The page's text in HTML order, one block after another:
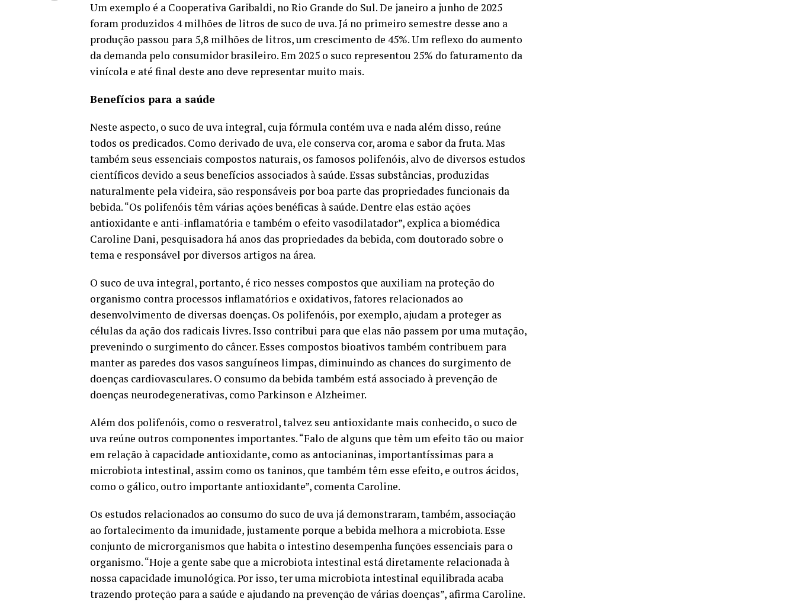
Um exemplo é a Cooperativa Garibaldi, no Rio Grande do Sul. De janeiro a junho de 2025
foram produzidos 4 milhões de litros de suco de uva. Já no primeiro semestre desse ano a
produção passou para 5,8 milhões de litros, um crescimento de 45%. Um reflexo do aumento
da demanda pelo consumidor brasileiro. Em 2025 o suco representou 25% do faturamento da
vinícola e até final deste ano deve representar muito mais.
Benefícios para a saúde
Neste aspecto, o suco de uva integral, cuja fórmula contém uva e nada além disso, reúne
todos os predicados. Como derivado de uva, ele conserva cor, aroma e sabor da fruta. Mas
também seus essenciais compostos naturais, os famosos polifenóis, alvo de diversos estudos
científicos devido a seus benefícios associados à saúde. Essas substâncias, produzidas
naturalmente pela videira, são responsáveis por boa parte das propriedades funcionais da
bebida. “Os polifenóis têm várias ações benéficas à saúde. Dentre elas estão ações
antioxidante e anti-inflamatória e também o efeito vasodilatador”, explica a biomédica
Caroline Dani, pesquisadora há anos das propriedades da bebida, com doutorado sobre o
tema e responsável por diversos artigos na área.
O suco de uva integral, portanto, é rico nesses compostos que auxiliam na proteção do
organismo contra processos inflamatórios e oxidativos, fatores relacionados ao
desenvolvimento de diversas doenças. Os polifenóis, por exemplo, ajudam a proteger as
células da ação dos radicais livres. Isso contribui para que elas não passem por uma mutação,
prevenindo o surgimento do câncer. Esses compostos bioativos também contribuem para
manter as paredes dos vasos sanguíneos limpas, diminuindo as chances do surgimento de
doenças cardiovasculares. O consumo da bebida também está associado à prevenção de
doenças neurodegenerativas, como Parkinson e Alzheimer.
Além dos polifenóis, como o resveratrol, talvez seu antioxidante mais conhecido, o suco de
uva reúne outros componentes importantes. “Falo de alguns que têm um efeito tão ou maior
em relação à capacidade antioxidante, como as antocianinas, importantíssimas para a
microbiota intestinal, assim como os taninos, que também têm esse efeito, e outros ácidos,
como o gálico, outro importante antioxidante”, comenta Caroline.
Os estudos relacionados ao consumo do suco de uva já demonstraram, também, associação
ao fortalecimento da imunidade, justamente porque a bebida melhora a microbiota. Esse
conjunto de microrganismos que habita o intestino desempenha funções essenciais para o
organismo. “Hoje a gente sabe que a microbiota intestinal está diretamente relacionada à
nossa capacidade imunológica. Por isso, ter uma microbiota intestinal equilibrada acaba
trazendo proteção para a saúde e ajudando na prevenção de várias doenças”, afirma Caroline.